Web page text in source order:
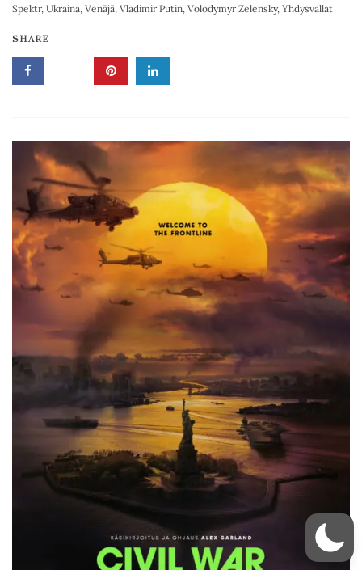
Spektr, Ukraina, Venäjä, Vladimir Putin, Volodymyr Zelensky, Yhdysvallat
SHARE